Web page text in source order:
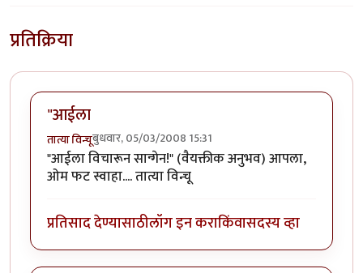
प्रतिक्रिया
"आईला
तात्या विन्चूबुधवार, 05/03/2008 15:31
"आईला विचारून सान्गेन!" (वैयक्तीक अनुभव) आपला,
ओम फट स्वाहा.... तात्या विन्चू
प्रतिसाद देण्यासाठीलॉग इन कराकिंवासदस्य व्हा